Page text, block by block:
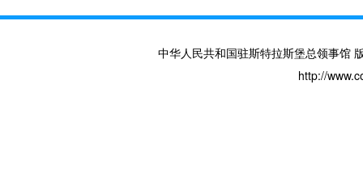
中华人民共和国驻斯特拉斯堡总领事馆
http://